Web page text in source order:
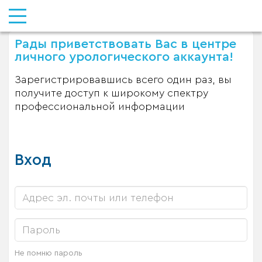
Рады приветствовать Вас в центре
личного урологического аккаунта!
Зарегистрировавшись всего один раз, вы
получите доступ к широкому спектру
профессиональной информации
Вход
Не помню пароль